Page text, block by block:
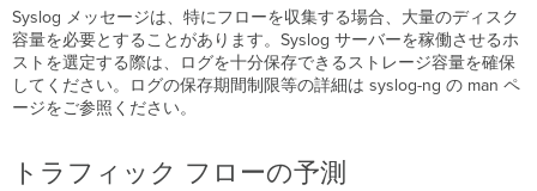
Syslog メッセージは、特にフローを収集する場合、大量のディスク
容量を必要とすることがあります。Syslog サーバーを稼働させるホ
ストを選定する際は、ログを十分保存できるストレージ容量を確保
してください。ログの保存期間制限等の詳細は syslog-ng の man ペ
ージをご参照ください。
トラフィック フローの予測